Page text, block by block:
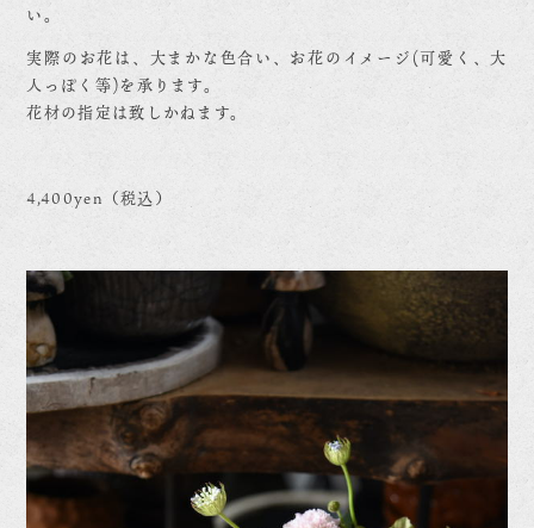
い。
実際のお花は、大まかな色合い、お花のイメージ(可愛く、大
人っぽく等)を承ります。
花材の指定は致しかねます。
4,400yen（税込）